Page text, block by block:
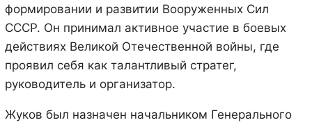
формировании и развитии Вооруженных Сил
СССР. Он принимал активное участие в боевых
действиях Великой Отечественной войны, где
проявил себя как талантливый стратег,
руководитель и организатор.
Жуков был назначен начальником Генерального